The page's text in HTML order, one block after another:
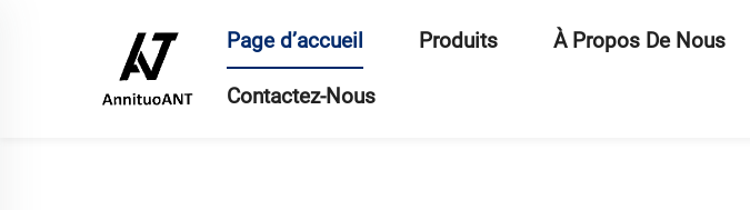
Page d’accueil Produits À Propos De Nous
Contactez-Nous